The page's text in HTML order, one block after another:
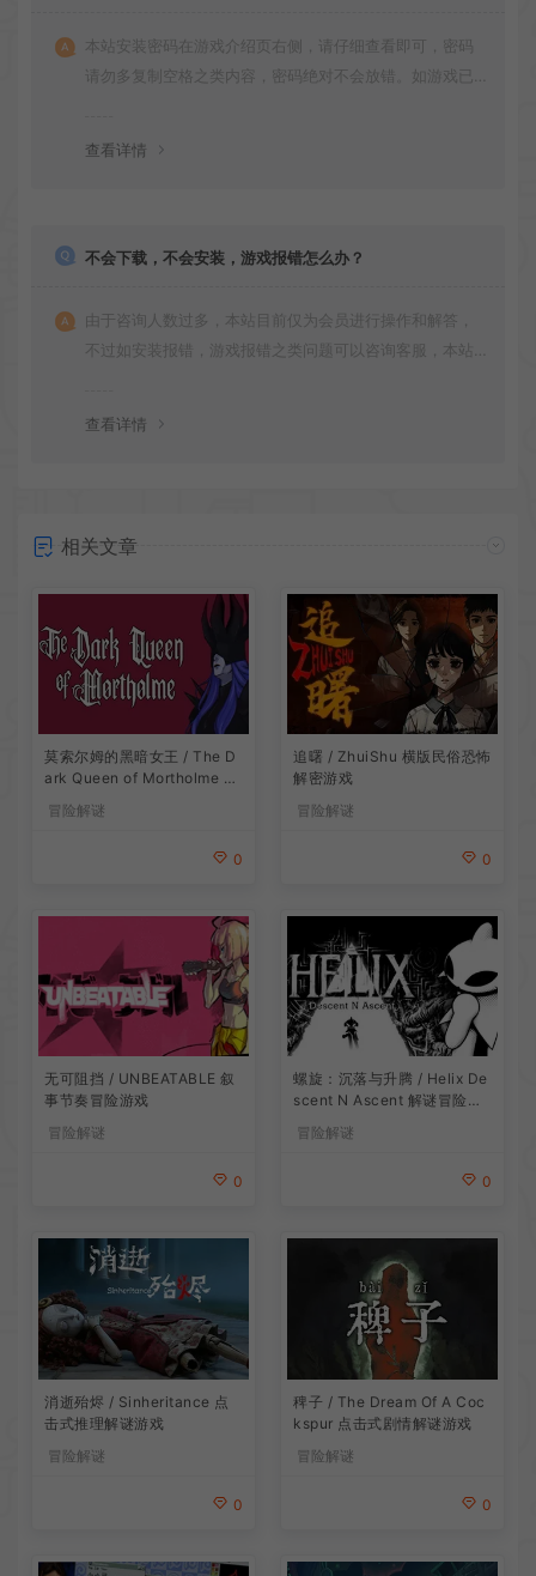
本站安装密码在游戏介绍页右侧，请仔细查看即可，密码
请勿多复制空格之类内容，密码绝对不会放错。如游戏已
查看详情
不会下载，不会安装，游戏报错怎么办？
由于咨询人数过多，本站目前仅为会员进行操作和解答，
不过如安装报错，游戏报错之类问题可以咨询客服，本站
查看详情
相关文章
莫索尔姆的黑暗女王 / The D
ark Queen of Mortholme 多
结局叙事游戏
冒险解谜
0
追曙 / ZhuiShu 横版民俗恐怖
解密游戏
冒险解谜
0
无可阻挡 / UNBEATABLE 叙
事节奏冒险游戏
冒险解谜
0
螺旋：沉落与升腾 / Helix De
scent N Ascent 解谜冒险游
冒险解谜
0
消逝殆烬 / Sinheritance 点
击式推理解谜游戏
冒险解谜
0
稗子 / The Dream Of A Coc
kspur 点击式剧情解谜游戏
冒险解谜
0